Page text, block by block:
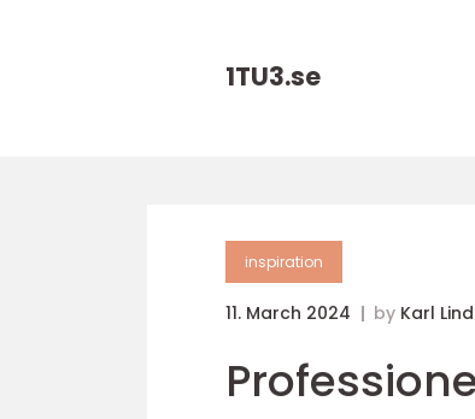
1TU3.se
inspiration
11. March 2024 by Karl